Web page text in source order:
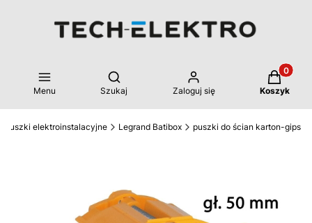
Menu
Otwórz wyszukiwarkę
Szukaj Zaloguj się Koszyk
Puszki elektroinstalacyjne Legrand Batibox puszki do ścian karton-gips